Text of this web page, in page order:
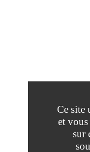
Ce site
et
sur